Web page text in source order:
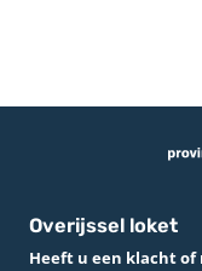
Overijssel loket
Heeft u een klacht of